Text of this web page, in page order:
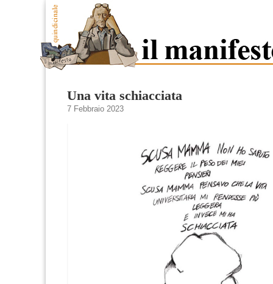
Una vita schiacciata
7 Febbraio 2023